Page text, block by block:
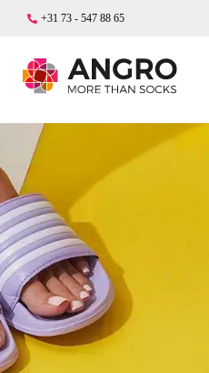
+31 73 - 547 88 65